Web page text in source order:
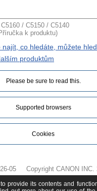
/ C5150 / C5140
k produktu)
co hledáte, můžete
produktům
Please be sure to read this.‎
Supported browsers
Cookies
05 Copyright CANON INC.
provide its contents and